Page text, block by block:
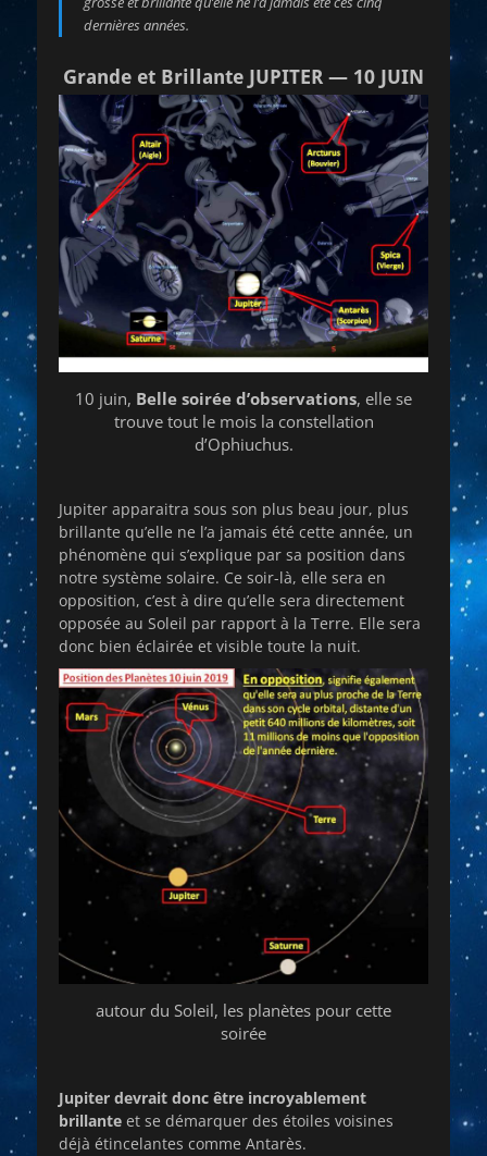
dernières années.
Grande et Brillante JUPITER — 10 JUIN
10 juin, Belle soirée d’observations, elle se
trouve tout le mois la constellation
d’Ophiuchus.
Jupiter apparaitra sous son plus beau jour, plus
brillante qu’elle ne l’a jamais été cette année, un
phénomène qui s’explique par sa position dans
notre système solaire. Ce soir-là, elle sera en
opposition, c’est à dire qu’elle sera directement
opposée au Soleil par rapport à la Terre. Elle sera
donc bien éclairée et visible toute la nuit.
autour du Soleil, les planètes pour cette
soirée
Jupiter devrait donc être incroyablement
brillante et se démarquer des étoiles voisines
déjà étincelantes comme Antarès.